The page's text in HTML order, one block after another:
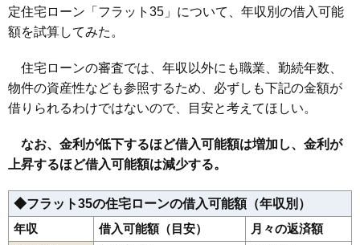
定住宅ローン「フラット35」について、年収別の借入可能
額を試算してみた。
住宅ローンの審査では、年収以外にも職業、勤続年数、
物件の資産性なども参照するため、必ずしも下記の金額が
借りられるわけではないので、目安と考えてほしい。
なお、金利が低下するほど借入可能額は増加し、金利が
上昇するほど借入可能額は減少する。
◆フラット35の住宅ローンの借入可能額（年収別）
年収
借入可能額（目安）
月々の返済額